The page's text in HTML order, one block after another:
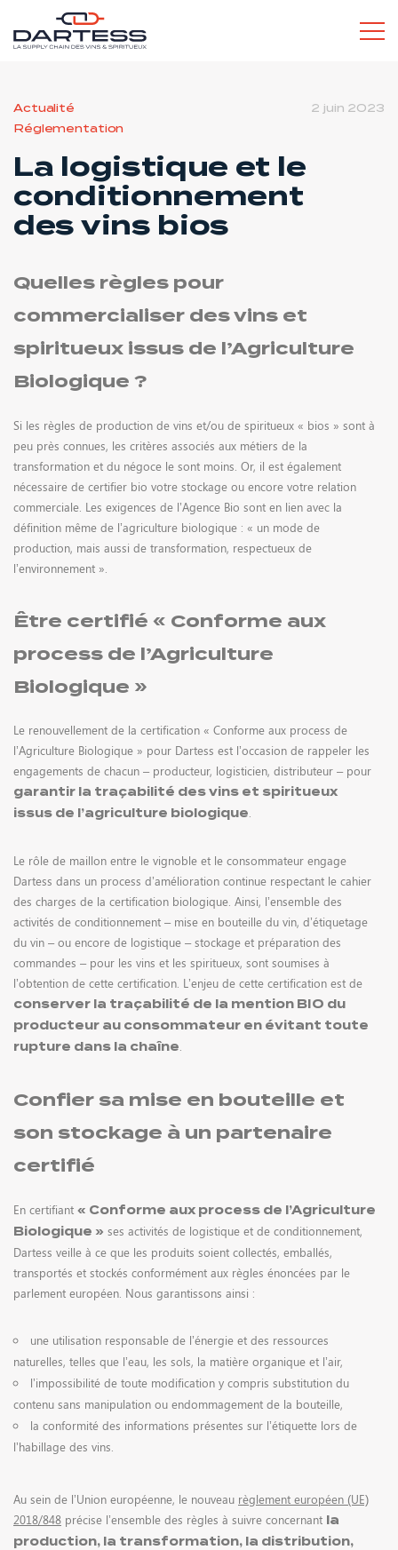
L’ESPRIT DARTESS
SERVICES POUR LES PROS
SERVICES POUR LES PARTICULIERS
RECRUTEMENT
ACTUALITÉS
CONTACT
Actualité
Réglementation
2 juin 2023
La logistique et le
conditionnement
des vins bios
Quelles règles pour
commercialiser des vins et
spiritueux issus de l’Agriculture
Biologique ?
Si les règles de production de vins et/ou de spiritueux « bios » sont à
peu près connues, les critères associés aux métiers de la
transformation et du négoce le sont moins. Or, il est également
nécessaire de certifier bio votre stockage ou encore votre relation
commerciale. Les exigences de l’Agence Bio sont en lien avec la
définition même de l’agriculture biologique : « un mode de
production, mais aussi de transformation, respectueux de
l’environnement ».
Être certifié « Conforme aux
process de l’Agriculture
Biologique »
Le renouvellement de la certification « Conforme aux process de
l’Agriculture Biologique » pour Dartess est l’occasion de rappeler les
engagements de chacun – producteur, logisticien, distributeur – pour
garantir la traçabilité des vins et spiritueux
issus de l’agriculture biologique.
Le rôle de maillon entre le vignoble et le consommateur engage
Dartess dans un process d’amélioration continue respectant le cahier
des charges de la certification biologique. Ainsi, l’ensemble des
activités de conditionnement – mise en bouteille du vin, d’étiquetage
du vin – ou encore de logistique – stockage et préparation des
commandes – pour les vins et les spiritueux, sont soumises à
l’obtention de cette certification. L’enjeu de cette certification est de
conserver la traçabilité de la mention BIO du
producteur au consommateur en évitant toute
rupture dans la chaîne.
Confier sa mise en bouteille et
son stockage à un partenaire
certifié
En certifiant « Conforme aux process de l’Agriculture
Biologique » ses activités de logistique et de conditionnement,
Dartess veille à ce que les produits soient collectés, emballés,
transportés et stockés conformément aux règles énoncées par le
parlement européen. Nous garantissons ainsi :
une utilisation responsable de l’énergie et des ressources
naturelles, telles que l’eau, les sols, la matière organique et l’air,
l’impossibilité de toute modification y compris substitution du
contenu sans manipulation ou endommagement de la bouteille,
la conformité des informations présentes sur l’étiquette lors de
l’habillage des vins.
Au sein de l’Union européenne, le nouveau règlement européen (UE)
2018/848 précise l’ensemble des règles à suivre concernant la
production, la transformation, la distribution,